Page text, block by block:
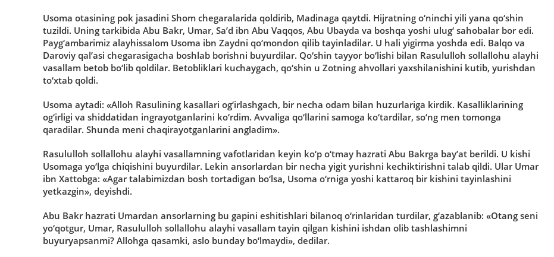
Usoma otasining pok jasadini Shom chegaralarida qoldirib, Madinaga qaytdi. Hijratning o‘ninchi yili yana qo‘shin
tuzildi. Uning tarkibida Abu Bakr, Umar, Sa’d ibn Abu Vaqqos, Abu Ubayda va boshqa yoshi ulug‘ sahobalar bor edi.
Payg‘ambarimiz alayhissalom Usoma ibn Zaydni qo‘mondon qilib tayinladilar. U hali yigirma yoshda edi. Balqo va
Daroviy qal’asi chegarasigacha boshlab borishni buyurdilar. Qo‘shin tayyor bo‘lishi bilan Rasululloh sollallohu alayhi
vasallam betob bo‘lib qoldilar. Betobliklari kuchaygach, qo‘shin u Zotning ahvollari yaxshilanishini kutib, yurishdan
to‘xtab qoldi.
Usoma aytadi: «Alloh Rasulining kasallari og‘irlashgach, bir necha odam bilan huzurlariga kirdik. Kasalliklarining
og‘irligi va shiddatidan ingrayotganlarini ko‘rdim. Avvaliga qo‘llarini samoga ko‘tardilar, so‘ng men tomonga
qaradilar. Shunda meni chaqirayotganlarini angladim».
Rasululloh sollallohu alayhi vasallamning vafotlaridan keyin ko‘p o‘tmay hazrati Abu Bakrga bay’at berildi. U kishi
Usomaga yo‘lga chiqishini buyurdilar. Lekin ansorlardan bir necha yigit yurishni kechiktirishni talab qildi. Ular Umar
ibn Xattobga: «Agar talabimizdan bosh tortadigan bo‘lsa, Usoma o‘rniga yoshi kattaroq bir kishini tayinlashini
yetkazgin», deyishdi.
Abu Bakr hazrati Umardan ansorlarning bu gapini eshitishlari bilanoq o‘rinlaridan turdilar, g‘azablanib: «Otang seni
yo‘qotgur, Umar, Rasululloh sollallohu alayhi vasallam tayin qilgan kishini ishdan olib tashlashimni
buyuryapsanmi? Allohga qasamki, aslo bunday bo‘lmaydi», dedilar.